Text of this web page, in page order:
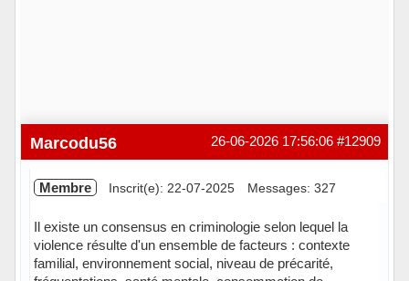
#12909
26-06-2026 17:56:06
Marcodu56
Membre Inscrit(e): 22-07-2025 Messages: 327
Il existe un consensus en criminologie selon lequel la
violence résulte d'un ensemble de facteurs : contexte
familial, environnement social, niveau de précarité,